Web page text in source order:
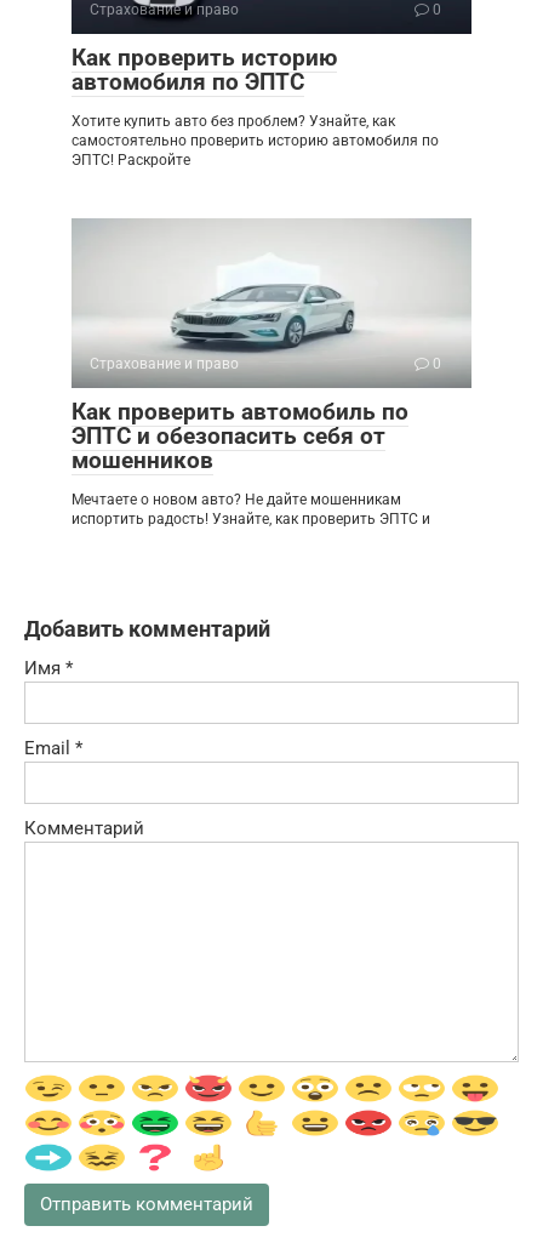
Страхование и право 0
Как проверить историю
автомобиля по ЭПТС
Хотите купить авто без проблем? Узнайте, как
самостоятельно проверить историю автомобиля по
ЭПТС! Раскройте
Страхование и право 0
Как проверить автомобиль по
ЭПТС и обезопасить себя от
мошенников
Мечтаете о новом авто? Не дайте мошенникам
испортить радость! Узнайте, как проверить ЭПТС и
Добавить комментарий
Имя *
Email *
Комментарий